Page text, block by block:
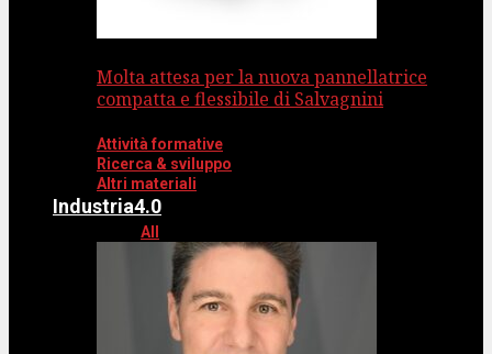
Molta attesa per la nuova pannellatrice
compatta e flessibile di Salvagnini
Attività formative
Ricerca & sviluppo
Altri materiali
Industria4.0
All